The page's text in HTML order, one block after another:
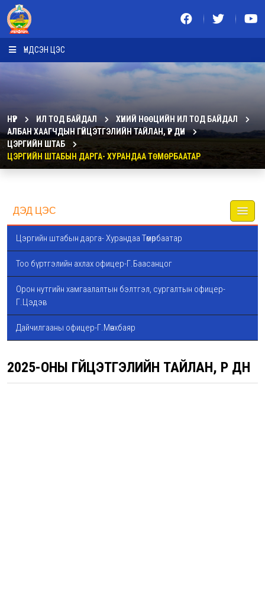
ҮНДСЭН ЦЭС
НҮҮР ИЛ ТОД БАЙДАЛ
ХҮНИЙ НӨӨЦИЙН ИЛ ТОД БАЙДАЛ
АЛБАН ХААГЧДЫН ГҮЙЦЭТГЭЛИЙН ТАЙЛАН, ҮР ДҮН
ЦЭРГИЙН ШТАБ
ЦЭРГИЙН ШТАБЫН ДАРГА- ХУРАНДАА ТӨМӨРБААТАР
ДЭД ЦЭС
Цэргийн штабын дарга- Хурандаа Төмөрбаатар
Тоо бүртгэлийн ахлах офицер-Г.Баасанцог
Орон нутгийн хамгаалалтын бэлтгэл, сургалтын офицер-
Г.Цэдэв
Дайчилгааны офицер-Г.Мөнхбаяр
2025-ОНЫ ГҮЙЦЭТГЭЛИЙН ТАЙЛАН, ҮР ДҮН